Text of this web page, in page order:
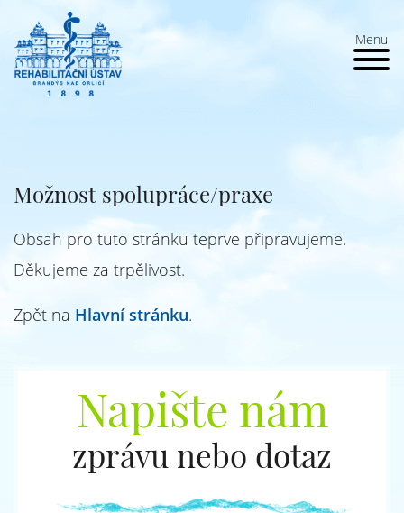
Menu
Možnost spolupráce/praxe
Obsah pro tuto stránku teprve připravujeme.
Děkujeme za trpělivost.
Zpět na Hlavní stránku.
Napište nám
zprávu nebo dotaz